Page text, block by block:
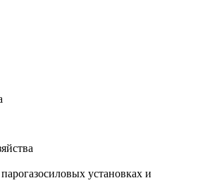
установках и